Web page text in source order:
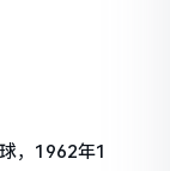
，1962年1